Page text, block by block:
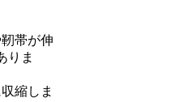
帯が伸
りま
縮しま